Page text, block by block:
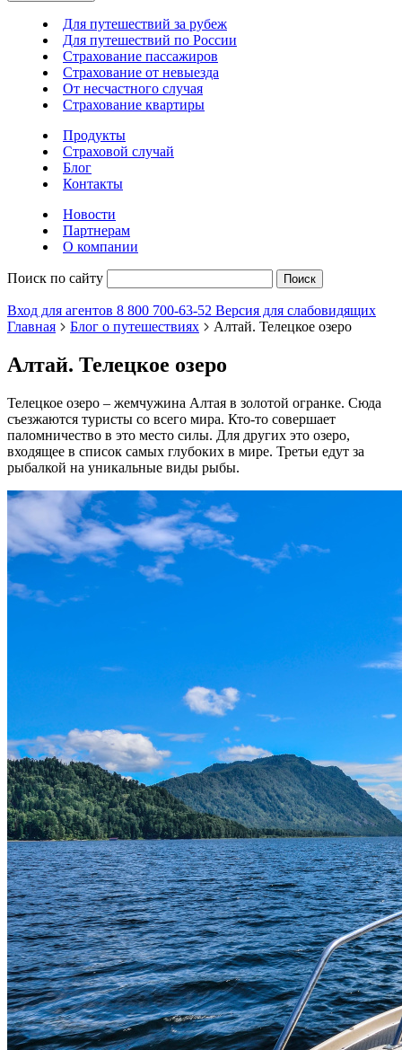
Для путешествий за рубеж
Для путешествий по России
Страхование пассажиров
Страхование от невыезда
От несчастного случая
Страхование квартиры
Продукты
Страховой случай
Блог
Контакты
Новости
Партнерам
О компании
Поиск по сайту Поиск
Вход для агентов 8 800 700-63-52 Версия для слабовидящих
Главная
Блог о путешествиях Алтай. Телецкое озеро
Алтай. Телецкое озеро
Телецкое озеро – жемчужина Алтая в золотой огранке. Сюда
съезжаются туристы со всего мира. Кто-то совершает
паломничество в это место силы. Для других это озеро,
входящее в список самых глубоких в мире. Третьи едут за
рыбалкой на уникальные виды рыбы.